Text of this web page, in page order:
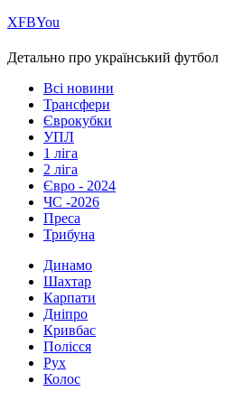
ХFBYou
Детально про український футбол
Всі новини
Трансфери
Єврокубки
УПЛ
1 ліга
2 ліга
Євро - 2024
ЧС -2026
Преса
Трибуна
Динамо
Шахтар
Карпати
Дніпро
Кривбас
Полісся
Рух
Колос